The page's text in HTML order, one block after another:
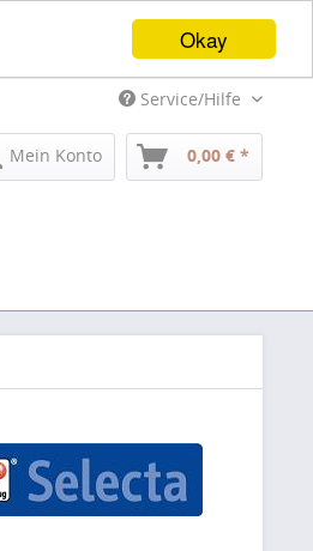
Okay
Service/Hilfe
Mein Konto 0,00 € *